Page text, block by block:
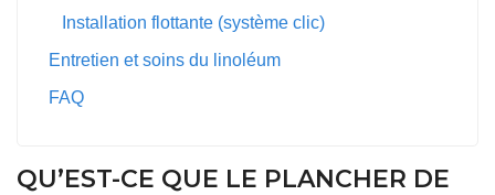
Installation flottante (système clic)
Entretien et soins du linoléum
FAQ
QU’EST-CE QUE LE PLANCHER DE